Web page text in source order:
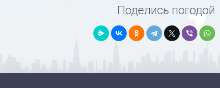
Поделись погодой